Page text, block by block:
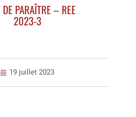
PARAÎTRE – REE
2023-3
19 juillet 2023